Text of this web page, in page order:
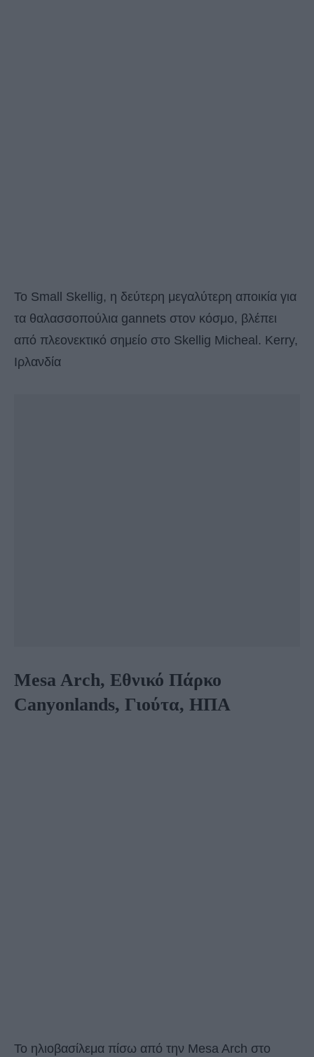
Το Small Skellig, η δεύτερη μεγαλύτερη αποικία για
τα θαλασσοπούλια gannets στον κόσμο, βλέπει
από πλεονεκτικό σημείο στο Skellig Micheal. Kerry,
Ιρλανδία
Mesa Arch, Εθνικό Πάρκο
Canyonlands, Γιούτα, ΗΠΑ
To ηλιοβασίλεμα πίσω από την Mesa Arch στο